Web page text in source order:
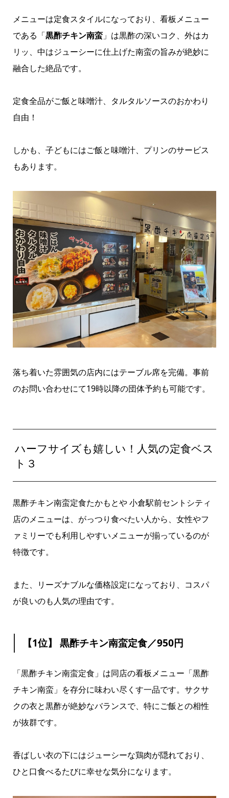
メニューは定食スタイルになっており、看板メニュー
である「黒酢チキン南蛮」は黒酢の深いコク、外はカ
リッ、中はジューシーに仕上げた南蛮の旨みが絶妙に
融合した絶品です。
定食全品がご飯と味噌汁、タルタルソースのおかわり
自由！
しかも、子どもにはご飯と味噌汁、プリンのサービス
もあります。
落ち着いた雰囲気の店内にはテーブル席を完備。事前
のお問い合わせにて19時以降の団体予約も可能です。
ハーフサイズも嬉しい！人気の定食ベス
ト３
黒酢チキン南蛮定食たかもとや 小倉駅前セントシティ
店のメニューは、がっつり食べたい人から、女性やフ
ァミリーでも利用しやすいメニューが揃っているのが
特徴です。
また、リーズナブルな価格設定になっており、コスパ
が良いのも人気の理由です。
【1位】 黒酢チキン南蛮定食／950円
「黒酢チキン南蛮定食」は同店の看板メニュー「黒酢
チキン南蛮」を存分に味わい尽くす一品です。サクサ
クの衣と黒酢が絶妙なバランスで、特にご飯との相性
が抜群です。
香ばしい衣の下にはジューシーな鶏肉が隠れており、
ひと口食べるたびに幸せな気分になります。